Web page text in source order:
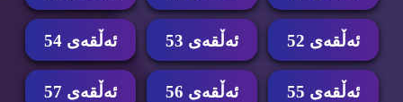
ئه‌ڵقه‌ی 52 ئه‌ڵقه‌ی 53 ئه‌ڵقه‌ی 54
ئه‌ڵقه‌ی 55 ئه‌ڵقه‌ی 56 ئه‌ڵقه‌ی 57